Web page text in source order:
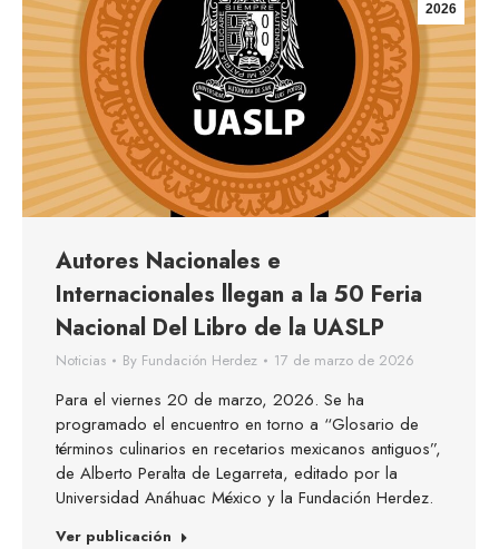
2026
Autores Nacionales e
Internacionales llegan a la 50 Feria
Nacional Del Libro de la UASLP
Noticias By Fundación Herdez 17 de marzo de 2026
Para el viernes 20 de marzo, 2026. Se ha
programado el encuentro en torno a “Glosario de
términos culinarios en recetarios mexicanos antiguos”,
de Alberto Peralta de Legarreta, editado por la
Universidad Anáhuac México y la Fundación Herdez.
Ver publicación